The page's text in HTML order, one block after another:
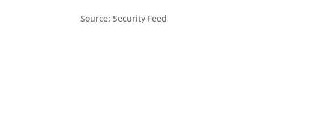
Source: Security Feed